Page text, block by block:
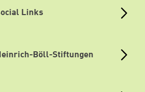
Links
Böll-Stiftungen